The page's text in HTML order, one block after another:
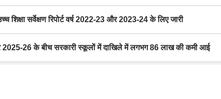
सर्वेक्षण रिपोर्ट वर्ष 2022-23 और 2023-24 के लिए जारी
26 के बीच सरकारी स्कूलों में दाखिले में लगभग 86 लाख की कमी आई